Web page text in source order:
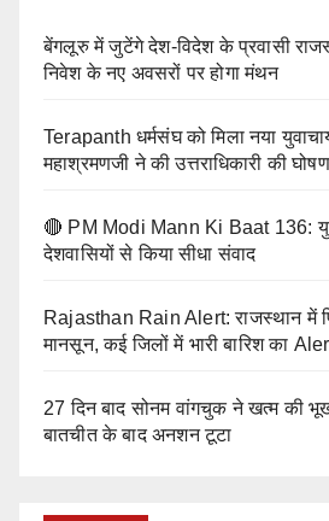
बेंगलूरु में जुटेंगे देश-विदेश के प्रवासी
निवेश के नए अवसरों पर होगा मंथन
Terapanth धर्मसंघ को मिला नया
महाश्रमणजी ने की उत्तराधिकारी की
🔴 PM Modi Mann Ki Baat 136:
देशवासियों से किया सीधा संवाद
Rajasthan Rain Alert: राजस्थान में
मानसून, कई जिलों में भारी बारिश का
27 दिन बाद सोनम वांगचुक ने खत्म की
बातचीत के बाद अनशन टूटा